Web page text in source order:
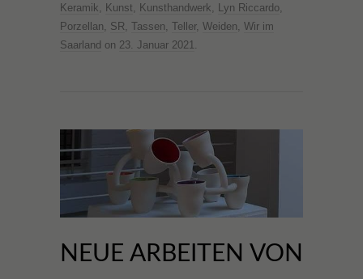
Keramik
Kunst Kunsthandwerk Lyn Riccardo
Porzellan
SR Tassen Teller, Weiden Wir im
Saarland on 23. Januar 2021
NEUE ARBEITEN VON